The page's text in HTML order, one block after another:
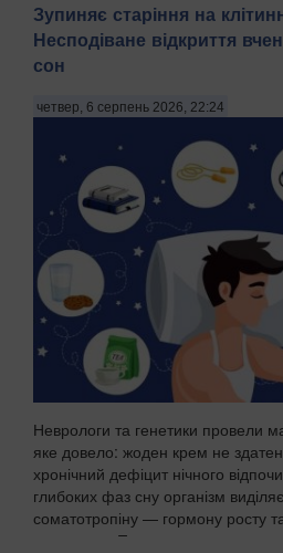
років за підозрою у груповому
поліції в четвер, 6 серпня,
"На Бориспільщині троє
Зупиняє старіння на
Несподіване відкриття
сон
четвер, 6 серпень 2026, 22:24
Неврологи та генетики провели
яке довело: жоден крем не
хронічний дефіцит нічного
глибоких фаз сну організм
соматотропіну — гормону росту
передають Пат...